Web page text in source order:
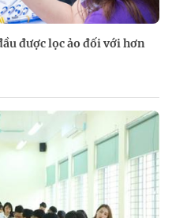
được lọc ảo đối với hơn